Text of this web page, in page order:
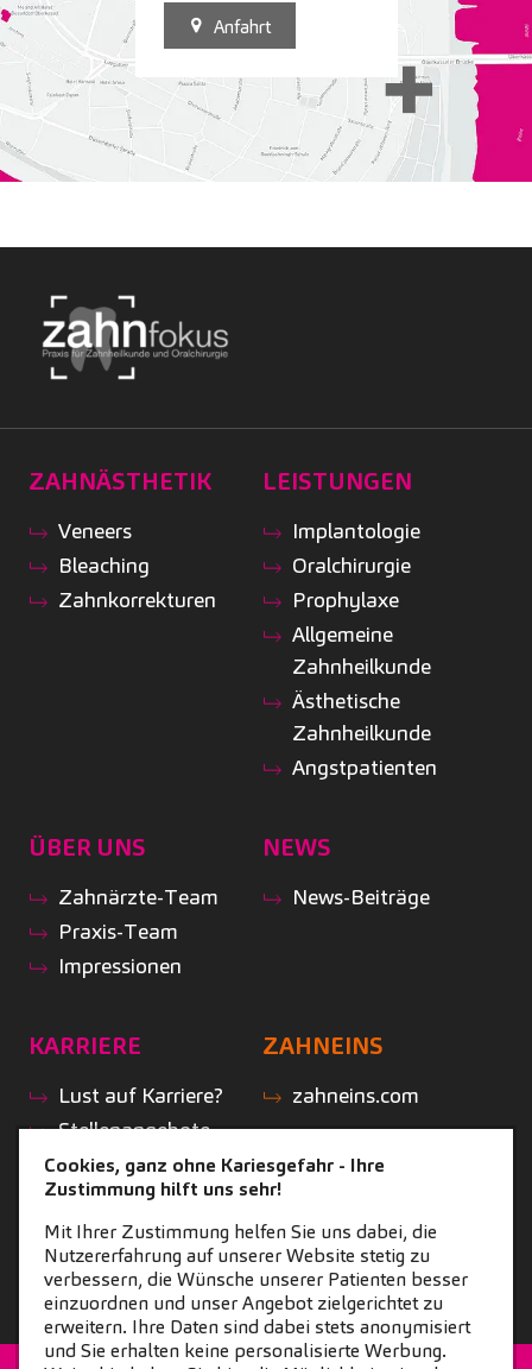
Anfahrt
ZAHNÄSTHETIK
Veneers
Bleaching
Zahnkorrekturen
LEISTUNGEN
Implantologie
Oralchirurgie
Prophylaxe
Allgemeine
Zahnheilkunde
Ästhetische
Zahnheilkunde
Angstpatienten
ÜBER UNS
Zahnärzte-Team
Praxis-Team
Impressionen
NEWS
News-Beiträge
KARRIERE
Lust auf Karriere?
Stellenangebote
Geschichten aus
der Praxis
Initiativbewerbung
ZAHNEINS
zahneins.com
Cookies, ganz ohne Kariesgefahr - Ihre
Zustimmung hilft uns sehr!
Mit Ihrer Zustimmung helfen Sie uns dabei, die
Nutzererfahrung auf unserer Website stetig zu
verbessern, die Wünsche unserer Patienten besser
einzuordnen und unser Angebot zielgerichtet zu
erweitern. Ihre Daten sind dabei stets anonymisiert
und Sie erhalten keine personalisierte Werbung.